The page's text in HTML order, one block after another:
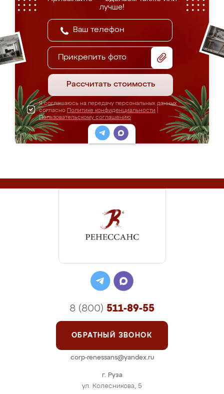
лучше!
Прикрепить фото
Рассчитать стоимость
Я соглашаюсь на передачу персональных данных
согласно Политике конфиденциальности
Пользовательскому соглашению
г. Руза
ул. Колесникова, 5
8 (800) 511-89-55
ОБРАТНЫЙ ЗВОНОК
corp-renessans@yandex.ru